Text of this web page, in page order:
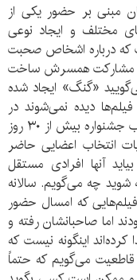
مبنی بر حضور یکی از
مختلف و ایجاد نوعی
درباره اشخاص صحبت
با مشارکت همسرش ساخت
«گنگ» ایجاد شده
دیده نمی‌شوند در
حالی که من شاهد بودم ۷ عضو هیئت انتخاب جشنواره بیش از ۳۰ روز
انتخاب اعضایی حاضر
آنها افرادی مستقل
شوید چه می‌گویم. سالانه
که امسال حضور
اما صاحبانشان رفته و
کرده‌اند اینگونه نیست که
می‌گویم که حتماً